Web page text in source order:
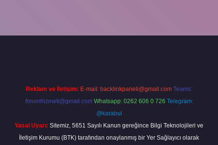
Reklam ve İletişim: E-mail: backlinkpaneli@gmail.com Teams:
forumhizmeti@gmail.com Whatsapp: 0262 606 0 726 Telegram:
@karabul
Yasal Uyarı: Sitemiz, 5651 Sayılı Kanun gereğince Bilgi Teknolojileri ve
İletişim Kurumu (BTK) tarafından onaylanmış bir Yer Sağlayıcı olarak